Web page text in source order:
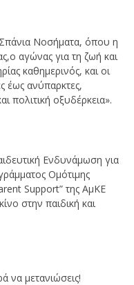
Νοσήματα, όπου η
αγώνας για τη ζωή και
καθημερινός, και οι
έως ανύπαρκτες,
πολιτική οξυδέρκεια».
Ενδυνάμωση για
Ομότιμης
Support” της ΑμΚΕ
στην παιδική και
να μετανιώσεις!